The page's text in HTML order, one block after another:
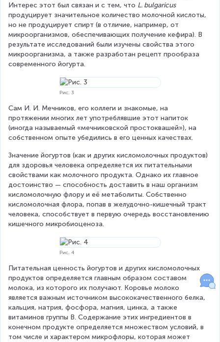
Интерес этот был связан и с тем, что L. bulgaricus
продуцирует значительное количество молочной кислоты,
но не продуцирует спирт (в отличие, например, от
микроорганизмов, обеспечивающих получение кефира). В
результате исследований были изучены свойства этого
микроорганизма, а также разработан рецепт прообраза
современного йогурта.
Рис. 3
Сам И. И. Мечников, его коллеги и знакомые, на
протяжении многих лет употреблявшие этот напиток
(иногда называемый «мечниковской простоквашей»), на
собственном опыте убедились в его ценных качествах.
Значение йогуртов (как и других кисломолочных продуктов)
для здоровья человека определяется их питательными
свойствами как молочного продукта. Однако их главное
достоинство — способность доставить в наш организм
кисломолочную флору и её метаболиты. Собственно
кисломолочная флора, попав в желудочно-кишечный тракт
человека, способствует в первую очередь восстановлению
кишечного микробиоценоза.
Рис. 4
Питательная ценность йогуртов и других кисломолочных
продуктов определяется главным образом составом
молока, из которого их получают. Коровье молоко
является важным источником высококачественного белка,
кальция, натрия, фосфора, магния, цинка, а также
витаминов группы В. Содержание этих ингредиентов в
конечном продукте определяется множеством условий, в
том числе и характером микрофлоры, которая может